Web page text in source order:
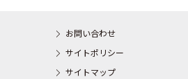
お問い合わせ
サイトポリシー
サイトマップ